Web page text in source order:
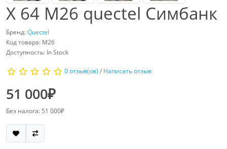
X 64 M26 quectel Симбанк
Бренд:Quectel
Код товара: M26
Доступность: In Stock
0 отзыв(ов) / Написать отзыв
51 000₽
Без налога: 51 000₽